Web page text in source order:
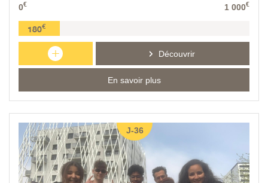
0€ 1 000€
180€
+ Découvrir
En savoir plus
J-36